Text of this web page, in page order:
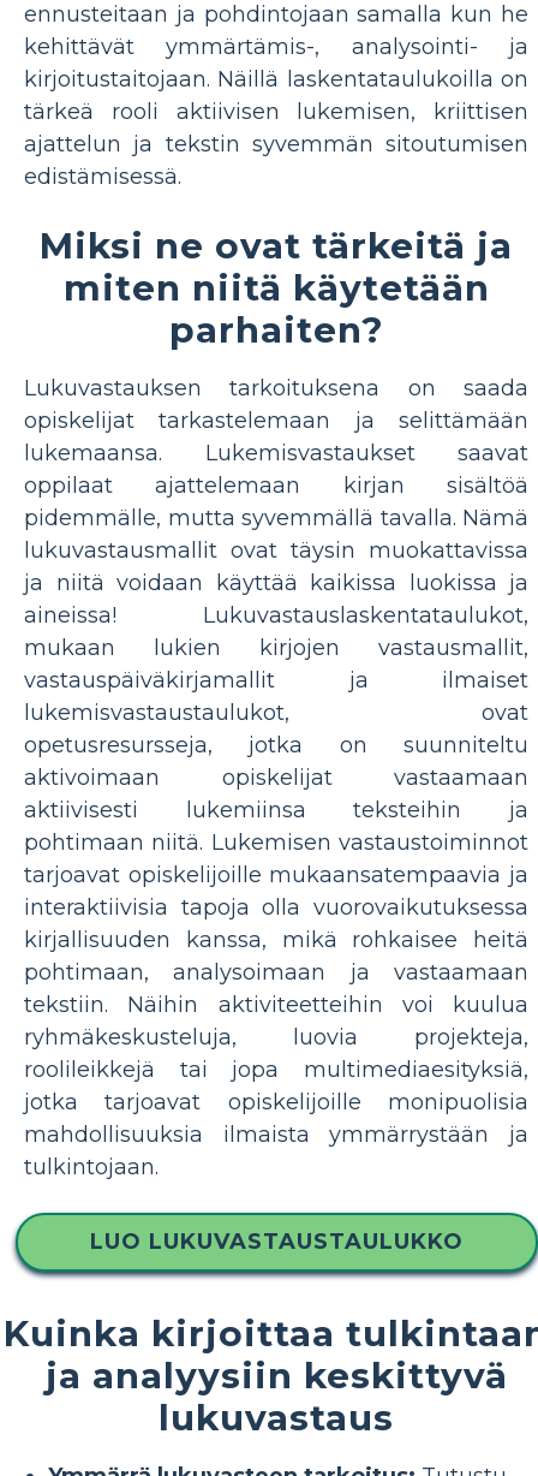
ennusteitaan ja pohdintojaan samalla kun he
kehittävät ymmärtämis-, analysointi- ja
kirjoitustaitojaan. Näillä laskentataulukoilla on
tärkeä rooli aktiivisen lukemisen, kriittisen
ajattelun ja tekstin syvemmän sitoutumisen
edistämisessä.
Miksi ne ovat tärkeitä ja
miten niitä käytetään
parhaiten?
Lukuvastauksen tarkoituksena on saada
opiskelijat tarkastelemaan ja selittämään
lukemaansa. Lukemisvastaukset saavat
oppilaat ajattelemaan kirjan sisältöä
pidemmälle, mutta syvemmällä tavalla. Nämä
lukuvastausmallit ovat täysin muokattavissa
ja niitä voidaan käyttää kaikissa luokissa ja
aineissa! Lukuvastauslaskentataulukot,
mukaan lukien kirjojen vastausmallit,
vastauspäiväkirjamallit ja ilmaiset
lukemisvastaustaulukot, ovat
opetusresursseja, jotka on suunniteltu
aktivoimaan opiskelijat vastaamaan
aktiivisesti lukemiinsa teksteihin ja
pohtimaan niitä. Lukemisen vastaustoiminnot
tarjoavat opiskelijoille mukaansatempaavia ja
interaktiivisia tapoja olla vuorovaikutuksessa
kirjallisuuden kanssa, mikä rohkaisee heitä
pohtimaan, analysoimaan ja vastaamaan
tekstiin. Näihin aktiviteetteihin voi kuulua
ryhmäkeskusteluja, luovia projekteja,
roolileikkejä tai jopa multimediaesityksiä,
jotka tarjoavat opiskelijoille monipuolisia
mahdollisuuksia ilmaista ymmärrystään ja
tulkintojaan.
LUO LUKUVASTAUSTAULUKKO
Kuinka kirjoittaa
ja analyysiin keskittyvä
lukuvastaus